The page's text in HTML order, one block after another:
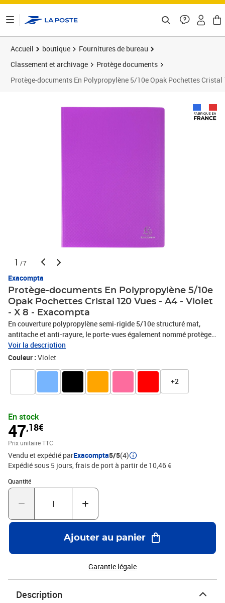
Accueil boutique
Fournitures de bureau
Classement et archivage
Protège documents
Protège-documents En Polypropylène 5/10e Opak Pochettes Cristal
1 /7
Exacompta
Protège-documents En Polypropylène 5/10e
Opak Pochettes Cristal 120 Vues - A4 - Violet
- X 8 - Exacompta
En couverture polypropylène semi-rigide 5/10e structuré mat,
antitache et anti-rayure, le porte-vues également nommé protège-
documents Opak est d'une qualité supérieure. Il est équipé de
pochettes cristal, haute transparence pour une lecture parfaite des
transporter, léger et résistant, il est très pratique pour protéger les
documents et les garder en main, au sec en toute situation. Pour
choisir votre protège-documents, identifiez le nombre de pages de
= 2 vues (recto et verso).
Voir la description
Couleur : Violet
+2
En stock
47,18€
Prix unitaire TTC
Vendu et expédié parExacompta5/5(4)
Expédié sous 5 jours, frais de port à partir de 10,46 €
Quantité
Quantité : 1
Ajouter au panier
Garantie légale
Description